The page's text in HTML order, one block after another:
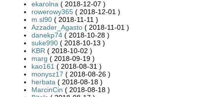
ekarolna ( 2018-12-07 )
rowerowy365 ( 2018-12-01 )
m.sl90 ( 2018-11-11 )
Azzader_Agasto ( 2018-11-01 )
danekp74 ( 2018-10-28 )
suke990 ( 2018-10-13 )
KBR ( 2018-10-02 )
marg ( 2018-09-19 )
kao161 ( 2018-08-31 )
monysz17 ( 2018-08-26 )
herbata ( 2018-08-18 )
MarcinCin ( 2018-08-18 )